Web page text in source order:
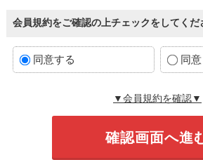
会員規約をご確認の上チェックをしてくだ
同意する 同
▼会員規約を確認▼